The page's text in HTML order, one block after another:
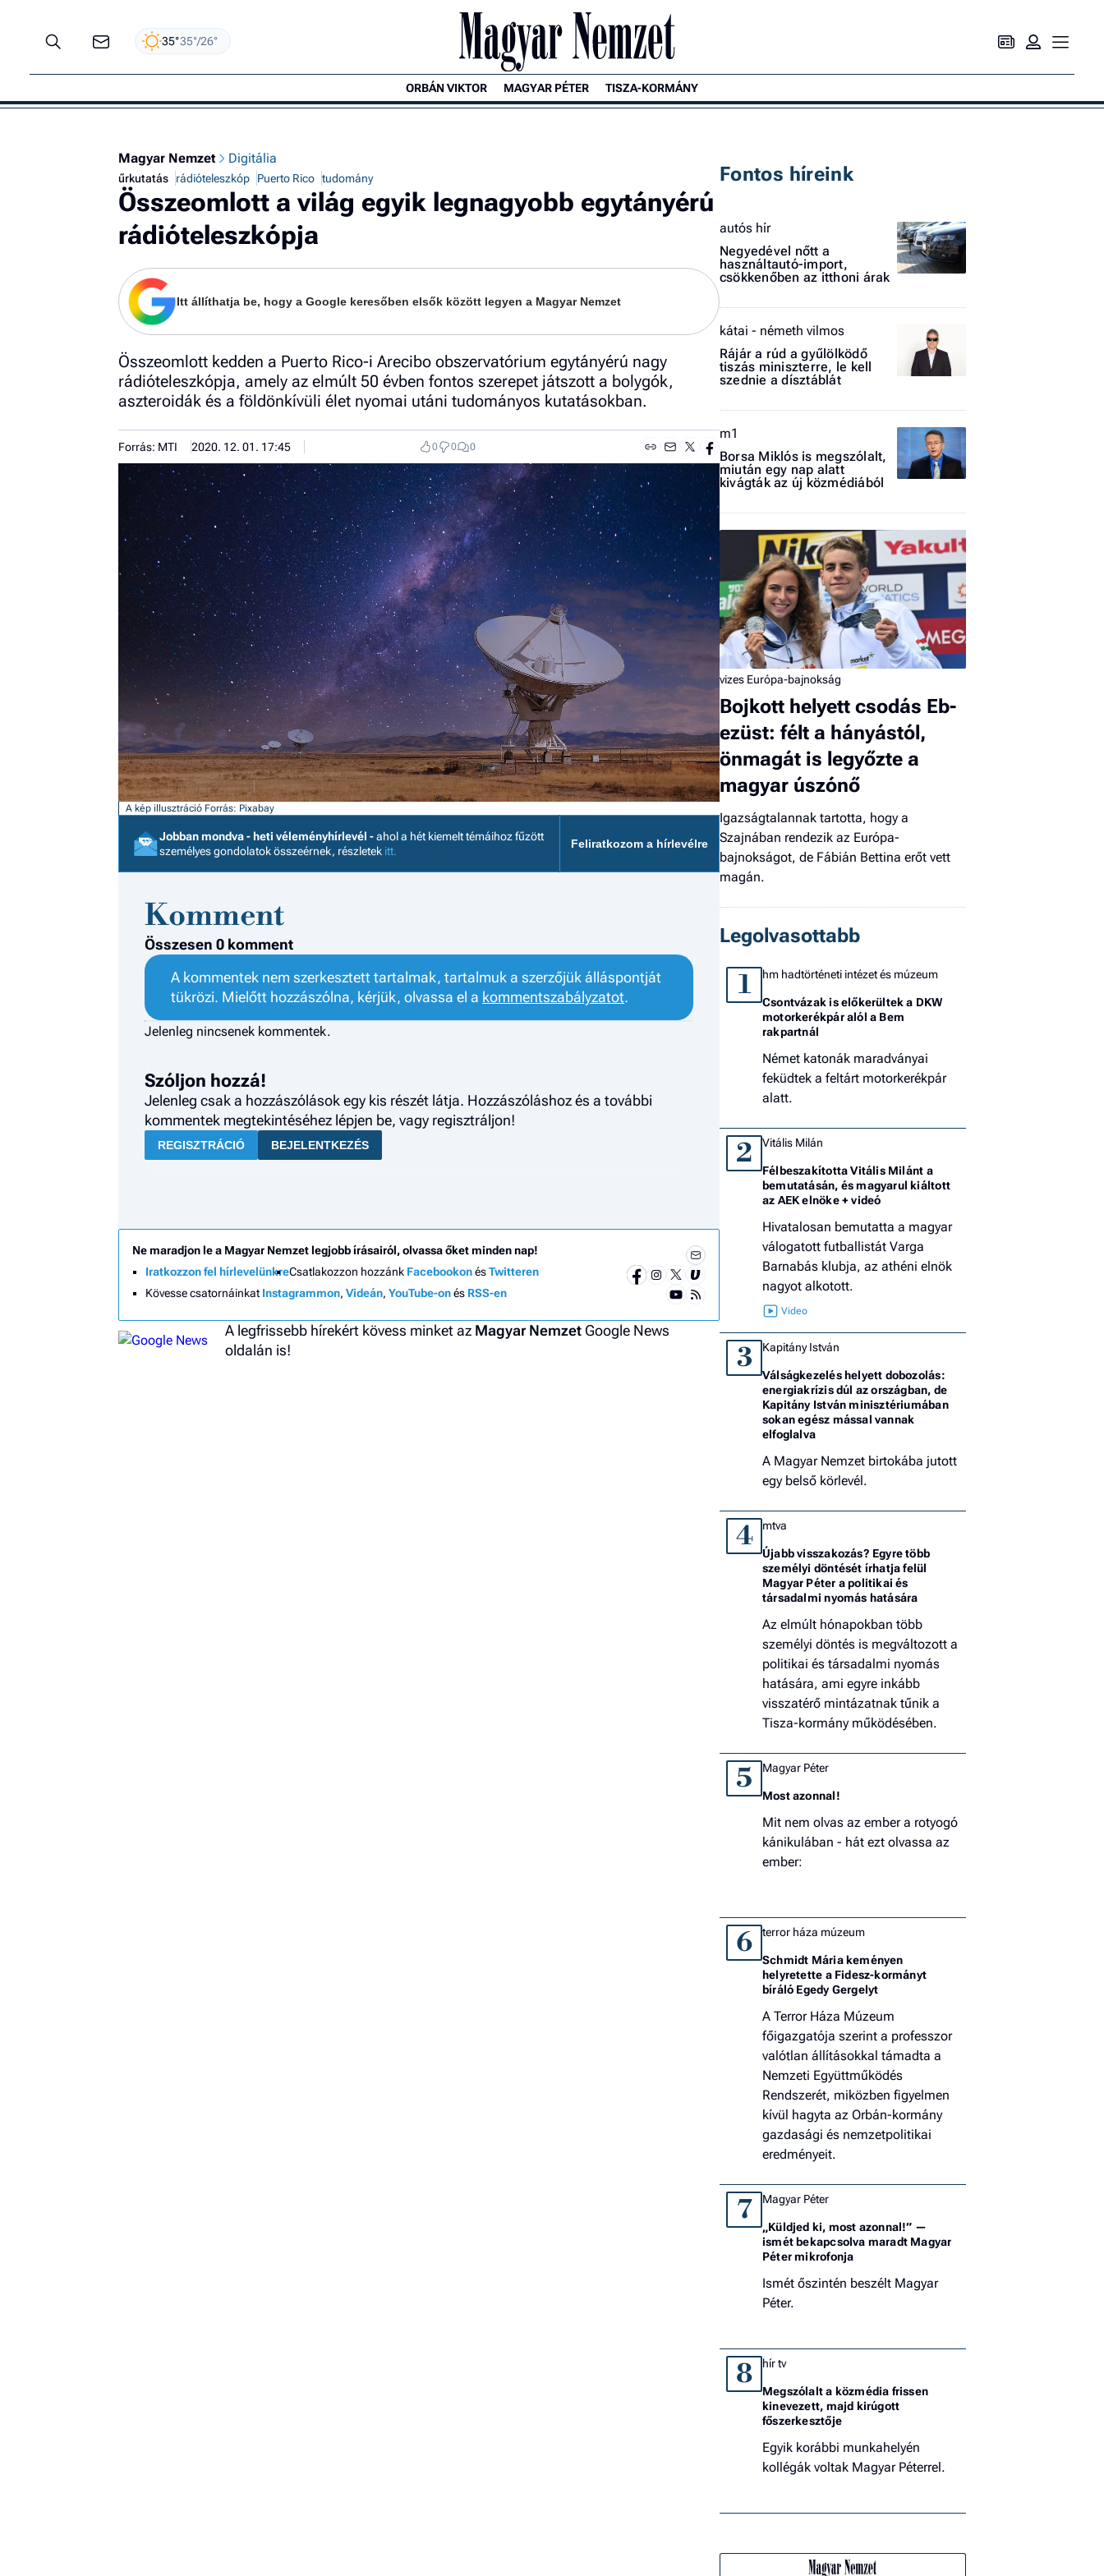
35°35°/26°
ORBÁN VIKTOR MAGYAR PÉTER TISZA-KORMÁNY
Magyar Nemzet Digitália
űrkutatás rádióteleszkóp Puerto Rico tudomány
Összeomlott a világ egyik legnagyobb egytányérú
rádióteleszkópja
Itt állíthatja be, hogy a Google keresőben elsők között legyen a Magyar Nemzet
Összeomlott kedden a Puerto Rico-i Arecibo obszervatórium egytányérú nagy
rádióteleszkópja, amely az elmúlt 50 évben fontos szerepet játszott a bolygók,
aszteroidák és a földönkívüli élet nyomai utáni tudományos kutatásokban.
Forrás: MTI 2020. 12. 01. 17:45 0 0 0
A kép illusztráció Forrás: Pixabay
Jobban mondva - heti véleményhírlevél -ahol a hét kiemelt témáihoz fűzött
személyes gondolatok összeérnek, részletek itt.
Feliratkozom a hírlevélre
Komment
Összesen 0 komment
A kommentek nem szerkesztett tartalmak, tartalmuk a szerzőjük álláspontját
tükrözi. Mielőtt hozzászólna, kérjük, olvassa el a kommentszabályzatot.
Jelenleg nincsenek kommentek.
Szóljon hozzá!
Jelenleg csak a hozzászólások egy kis részét látja. Hozzászóláshoz és a további
kommentek megtekintéséhez lépjen be, vagy regisztráljon!
REGISZTRÁCIÓ BEJELENTKEZÉS
Ne maradjon le a Magyar Nemzet legjobb írásairól, olvassa őket minden nap!
Iratkozzon fel hírlevelünkreCsatlakozzon hozzánk FacebookonésTwitteren
Kövesse csatornáinkat Instagrammon, Videán, YouTube-onés RSS-en
A legfrissebb hírekért kövess minket az Magyar Nemzet Google News
oldalán is!
Fontos híreink
autós hír
Negyedével nőtt a
használtautó-import,
csökkenőben az itthoni árak
kátai - németh vilmos
Rájár a rúd a gyűlölködő
tiszás miniszterre, le kell
szednie a dísztáblát
m1
Borsa Miklós is megszólalt,
miután egy nap alatt
kivágták az új közmédiából
vizes Európa-bajnokság
Bojkott helyett csodás Eb-
ezüst: félt a hányástól,
önmagát is legyőzte a
magyar úszónő
Igazságtalannak tartotta, hogy a
Szajnában rendezik az Európa-
bajnokságot, de Fábián Bettina erőt vett
magán.
Legolvasottabb
1 hm hadtörténeti intézet és múzeum
Csontvázak is előkerültek a DKW
motorkerékpár alól a Bem
rakpartnál
Német katonák maradványai
feküdtek a feltárt motorkerékpár
alatt.
2 Vitális Milán
Félbeszakította Vitális Milánt a
bemutatásán, és magyarul kiáltott
az AEK elnöke + videó
Hivatalosan bemutatta a magyar
válogatott futballistát Varga
Barnabás klubja, az athéni elnök
nagyot alkotott.
3 Kapitány István
Válságkezelés helyett dobozolás:
energiakrízis dúl az országban, de
Kapitány István minisztériumában
sokan egész mással vannak
elfoglalva
A Magyar Nemzet birtokába jutott
egy belső körlevél.
4 mtva
Újabb visszakozás? Egyre több
személyi döntését írhatja felül
Magyar Péter a politikai és
társadalmi nyomás hatására
Az elmúlt hónapokban több
személyi döntés is megváltozott a
politikai és társadalmi nyomás
hatására, ami egyre inkább
visszatérő mintázatnak tűnik a
Tisza-kormány működésében.
5 Magyar Péter
Most azonnal!
Mit nem olvas az ember a rotyogó
kánikulában - hát ezt olvassa az
ember:
6 terror háza múzeum
Schmidt Mária keményen
helyretette a Fidesz-kormányt
bíráló Egedy Gergelyt
A Terror Háza Múzeum
főigazgatója szerint a professzor
valótlan állításokkal támadta a
Nemzeti Együttműködés
Rendszerét, miközben figyelmen
kívül hagyta az Orbán-kormány
gazdasági és nemzetpolitikai
eredményeit.
7 Magyar Péter
„Küldjed ki, most azonnal!” —
ismét bekapcsolva maradt Magyar
Péter mikrofonja
Ismét őszintén beszélt Magyar
Péter.
8 hír tv
Megszólalt a közmédia frissen
kinevezett, majd kirúgott
főszerkesztője
Egyik korábbi munkahelyén
kollégák voltak Magyar Péterrel.